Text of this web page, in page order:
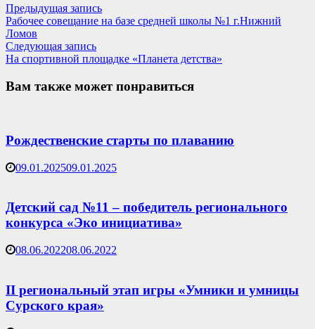
Навигация
по
записям
Предыдущая записьПредыдущая
запись:
Рабочее совещание на базе средней школы №1 г.Нижний
Ломов
Следующая записьСледующая
запись:
На спортивной площадке «Планета детства»
Вам также может понравиться
Рождественские старты по плаванию
09.01.202509.01.2025
Детский сад №11 – победитель регионального
конкурса «Эко инициатива»
08.06.202208.06.2022
II региональный этап игры «Умники и умницы
Сурского края»